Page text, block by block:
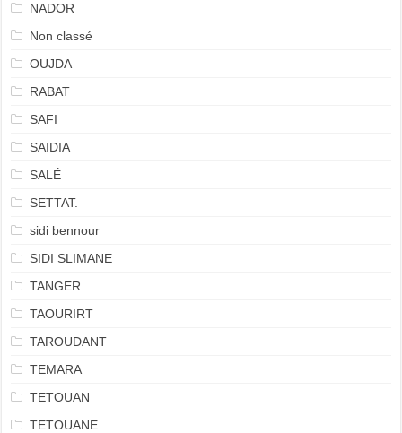
NADOR
Non classé
OUJDA
RABAT
SAFI
SAIDIA
SALÉ
SETTAT.
sidi bennour
SIDI SLIMANE
TANGER
TAOURIRT
TAROUDANT
TEMARA
TETOUAN
TETOUANE